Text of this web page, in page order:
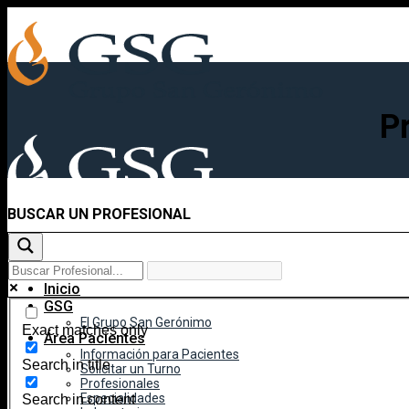
content
Inicio
GSG
El Grupo San Gerónimo
Área Pacientes
Información para Pacientes
Solicitar un Turno
Profesionales
Especialidades
BUSCAR UN PROFESIONAL
Exact matches only
Search in title
Search in content